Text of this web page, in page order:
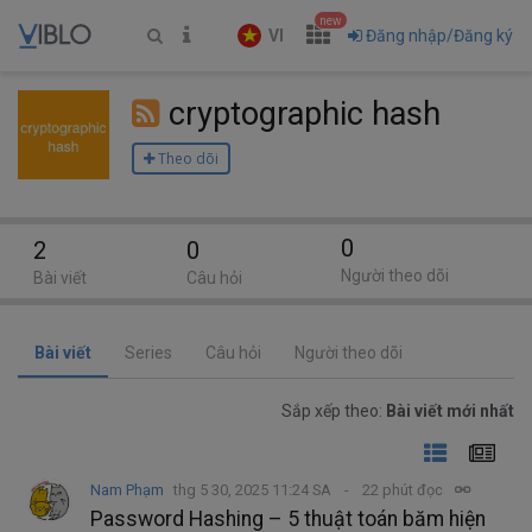
VI
new
Đăng nhập/Đăng ký
cryptographic hash
Theo dõi
Bài viết Series Câu hỏi Người theo dõi
Sắp xếp theo: Bài viết mới nhất
Nam Phạm thg 5 30, 2025 11:24 SA 22 phút đọc
Password Hashing – 5 thuật toán băm hiện
2
Bài viết
0
Câu hỏi
0
Người theo dõi